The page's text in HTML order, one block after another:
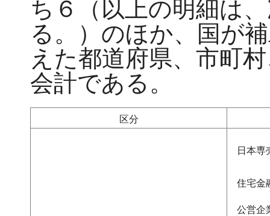
ち６（以上の明細は
る。）のほか、国が
えた都道府県、市町
会計である。
区分
日本専
住宅金
公営企